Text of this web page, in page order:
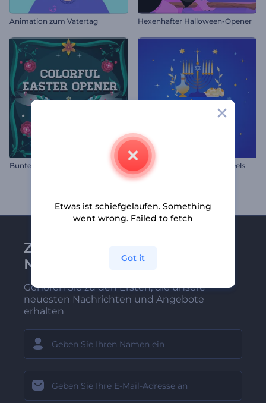
Animation zum Vatertag Hexenhafter Halloween-Opener
Bunter Oster-Opener Chanukka Glückwunsch Reels
Zu Renderforest-
Newsletter anmelden
Gehören Sie zu den Ersten, die unsere
neuesten Nachrichten und Angebote
erhalten
Etwas ist schiefgelaufen. Something
went wrong. Failed to fetch
Got it